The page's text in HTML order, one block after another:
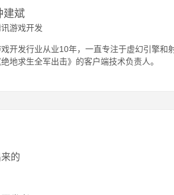
介绍
建斌
讯游戏开发
开发行业从业10年，一直专注于虚幻引擎和
绝地求生全军出击》的客户端技术负责人。
的